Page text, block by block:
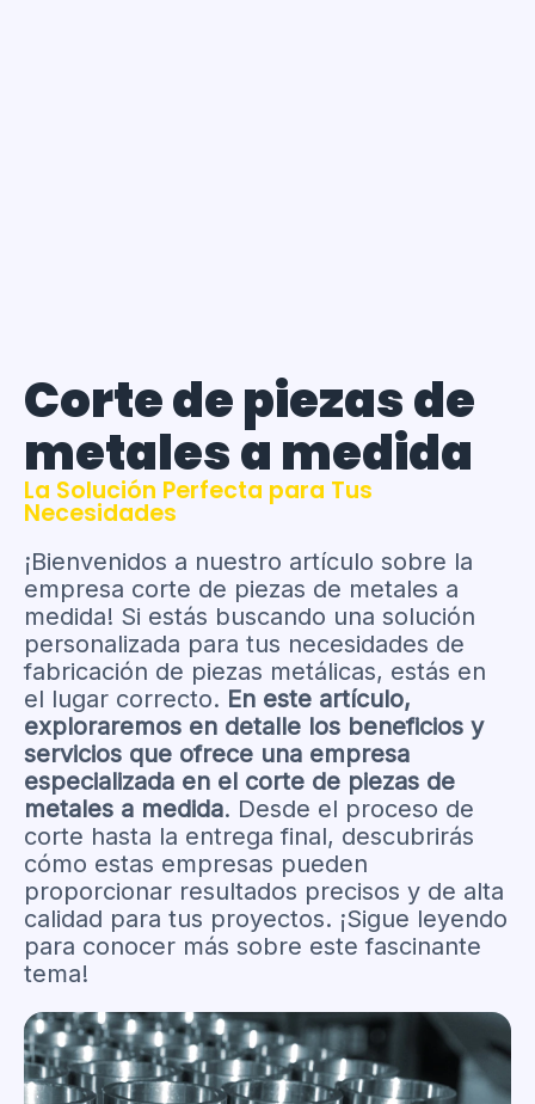
Corte de piezas de
metales a medida
La Solución Perfecta para Tus
Necesidades
¡Bienvenidos a nuestro artículo sobre la
empresa corte de piezas de metales a
medida! Si estás buscando una solución
personalizada para tus necesidades de
fabricación de piezas metálicas, estás en
el lugar correcto. En este artículo,
exploraremos en detalle los beneficios y
servicios que ofrece una empresa
especializada en el corte de piezas de
metales a medida. Desde el proceso de
corte hasta la entrega final, descubrirás
cómo estas empresas pueden
proporcionar resultados precisos y de alta
calidad para tus proyectos. ¡Sigue leyendo
para conocer más sobre este fascinante
tema!